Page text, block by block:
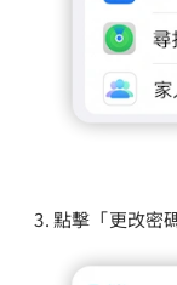
點擊「更改密